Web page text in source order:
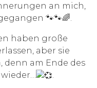
an mich,
🐾🐾🌈.
haben große
aber sie
am Ende des
.